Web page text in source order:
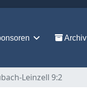
Archiv
Leinzell 9:2